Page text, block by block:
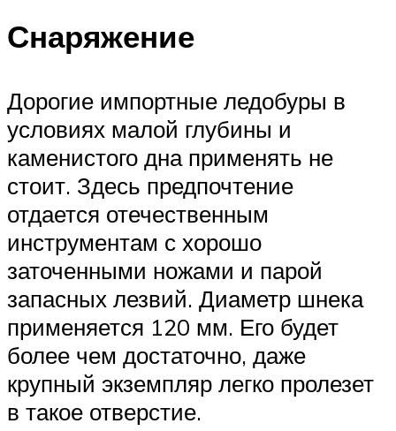
Снаряжение
Дорогие импортные ледобуры в
условиях малой глубины и
каменистого дна применять не
стоит. Здесь предпочтение
отдается отечественным
инструментам с хорошо
заточенными ножами и парой
запасных лезвий. Диаметр шнека
применяется 120 мм. Его будет
более чем достаточно, даже
крупный экземпляр легко пролезет
в такое отверстие.